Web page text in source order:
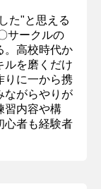
た"と思える
サークルの
。高校時代か
ルを磨くだけ
りに一から携
ながらやりが
習内容や構
心者も経験者